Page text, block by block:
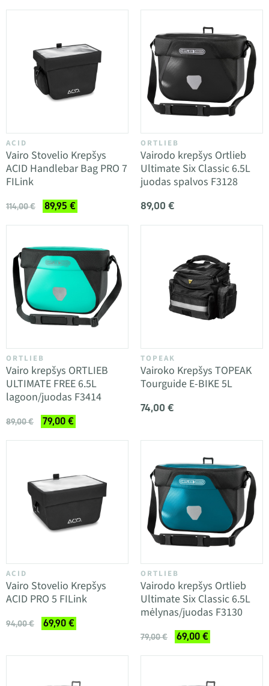
ACID
Vairo Stovelio Krepšys
ACID Handlebar Bag PRO 7
FILink
114,00 € 89,95 €
ORTLIEB
Vairodo krepšys Ortlieb
Ultimate Six Classic 6.5L
juodas spalvos F3128
89,00 €
ORTLIEB
Vairo krepšys ORTLIEB
ULTIMATE FREE 6.5L
lagoon/juodas F3414
89,00 € 79,00 €
TOPEAK
Vairoko Krepšys TOPEAK
Tourguide E-BIKE 5L
74,00 €
ACID
Vairo Stovelio Krepšys
ACID PRO 5 FILink
94,00 € 69,90 €
ORTLIEB
Vairodo krepšys Ortlieb
Ultimate Six Classic 6.5L
mėlynas/juodas F3130
79,00 € 69,00 €